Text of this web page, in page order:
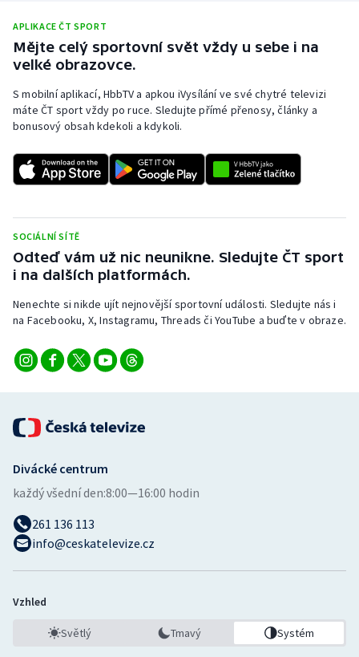
APLIKACE ČT SPORT
Mějte celý sportovní svět vždy u sebe i na
velké obrazovce.
S mobilní aplikací, HbbTV a apkou iVysílání ve své chytré televizi
máte ČT sport vždy po ruce. Sledujte přímé přenosy, články a
bonusový obsah kdekoli a kdykoli.
SOCIÁLNÍ SÍTĚ
Odteď vám už nic neunikne. Sledujte ČT sport
i na dalších platformách.
Nenechte si nikde ujít nejnovější sportovní události. Sledujte nás i
na Facebooku, X, Instagramu, Threads či YouTube a buďte v obraze.
Divácké centrum
každý všední den:8:00—16:00 hodin
261 136 113
info@ceskatelevize.cz
Vzhled
Světlý Tmavý Systém